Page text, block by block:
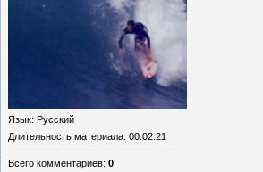
Язык: Русский
Длительность материала: 00:02:21
Всего комментариев: 0